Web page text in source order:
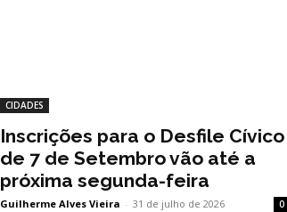
CIDADES
Inscrições para o Desfile Cívico
de 7 de Setembro vão até a
próxima segunda-feira
Guilherme Alves Vieira - 31 de julho de 2026 0